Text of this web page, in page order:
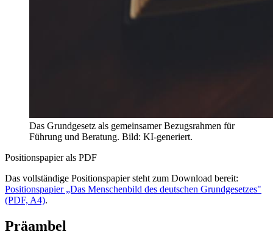
Das Grundgesetz als gemeinsamer Bezugsrahmen für
Führung und Beratung. Bild: KI-generiert.
Positionspapier als PDF
Das vollständige Positionspapier steht zum Download bereit:
Positionspapier „Das Menschenbild des deutschen Grundgesetzes"
(PDF, A4).
Präambel